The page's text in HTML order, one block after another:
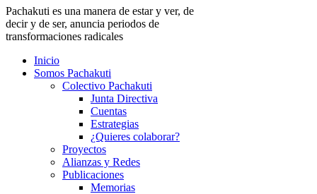
Pachakuti es una manera de estar y ver, de
decir y de ser, anuncia periodos de
transformaciones radicales
Inicio
Somos Pachakuti
Colectivo Pachakuti
Junta Directiva
Cuentas
Estrategias
¿Quieres colaborar?
Proyectos
Alianzas y Redes
Publicaciones
Memorias